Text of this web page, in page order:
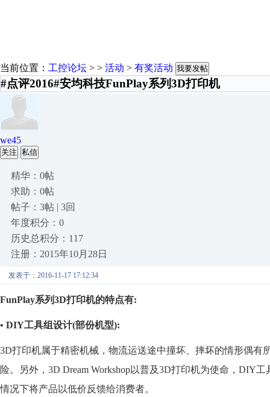
当前位置： 工控论坛 > > 活动 > 有奖活动 我要发帖
#点评2016#安均科技FunPlay系列3D打印机
we45
关注 私信
精华：0帖
求助：0帖
帖子：3帖 | 3回
年度积分：0
历史总积分：117
注册：2015年10月28日
发表于：2016-11-17 17:12:34
FunPlay系列3D打印机的特点有:
• DIY工具组设计(部份机型):
3D打印机属于精密机械，物流运送途中撞坏、摔坏的情形偶
险。另外，3D Dream Workshop以普及3D打印机为使命，DIY
情况下将产品以低价反馈给消费者。